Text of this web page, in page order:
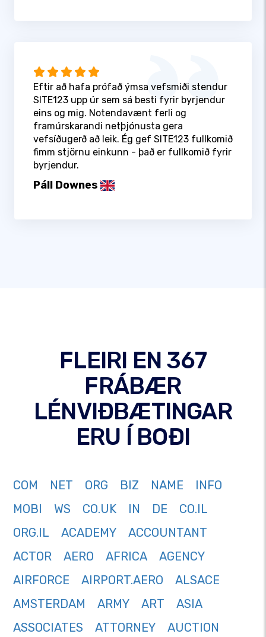
Eftir að hafa prófað ýmsa vefsmiði stendur
SITE123 upp úr sem sá besti fyrir byrjendur
eins og mig. Notendavænt ferli og
framúrskarandi netþjónusta gera
vefsíðugerð að leik. Ég gef SITE123 fullkomið
fimm stjörnu einkunn - það er fullkomið fyrir
byrjendur.
Páll Downes
FLEIRI EN 367
FRÁBÆR
LÉNVIÐBÆTINGAR
ERU Í BOÐI
COM NET ORG BIZ NAME
INFO
MOBI
WS CO.UK IN DE
CO.IL
ORG.IL
ACADEMY
ACCOUNTANT
ACTOR
AERO AFRICA
AGENCY
AIRFORCE
AIRPORT.AERO
ALSACE
AMSTERDAM
ARMY ART
ASIA
ASSOCIATES
ATTORNEY
AUCTION